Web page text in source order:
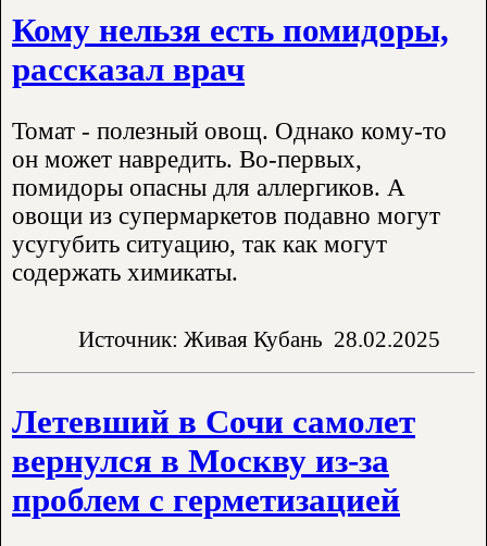
Кому нельзя есть помидоры,
рассказал врач
Томат - полезный овощ. Однако кому-то
он может навредить. Во-первых,
помидоры опасны для аллергиков. А
овощи из супермаркетов подавно могут
усугубить ситуацию, так как могут
содержать химикаты.
Источник: Живая Кубань 28.02.2025
Летевший в Сочи самолет
вернулся в Москву из-за
проблем с герметизацией